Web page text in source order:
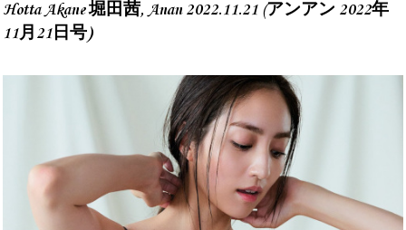
Hotta Akane 堀田茜, Anan 2022.11.21 (アンアン 2022年
11月21日号)